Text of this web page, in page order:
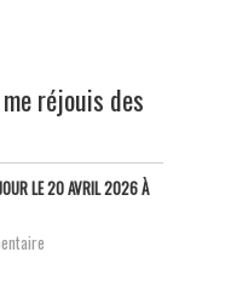
réjouis des
LE 20 AVRIL 2026 À